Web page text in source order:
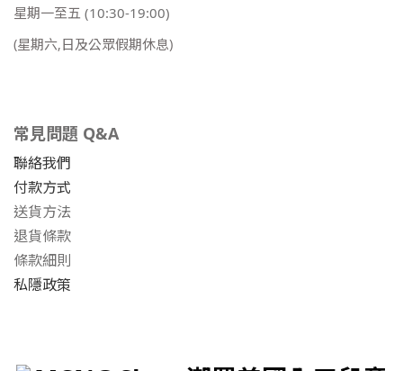
星期一至五 (10:30-19:00)
(星期六,日及公眾假期休息)
常見問題 Q&A
聯絡我們
付款方式
送貨方法
退貨條款
條款細則
私隱政策